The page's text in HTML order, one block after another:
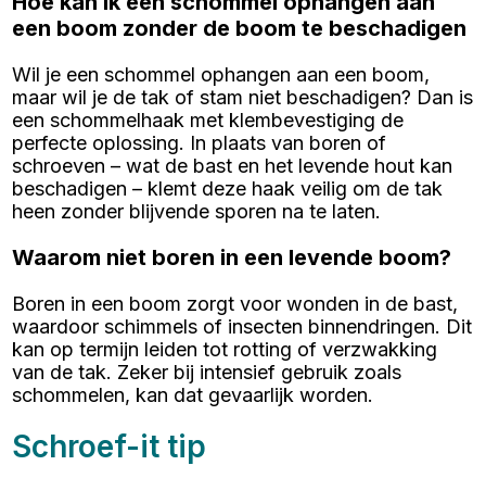
een boom zonder de boom te beschadigen
Wil je een schommel ophangen aan een boom,
maar wil je de tak of stam niet beschadigen? Dan is
een schommelhaak met klembevestiging de
perfecte oplossing. In plaats van boren of
schroeven – wat de bast en het levende hout kan
beschadigen – klemt deze haak veilig om de tak
heen zonder blijvende sporen na te laten.
Waarom niet boren in een levende boom?
Boren in een boom zorgt voor wonden in de bast,
waardoor schimmels of insecten binnendringen. Dit
kan op termijn leiden tot rotting of verzwakking
van de tak. Zeker bij intensief gebruik zoals
schommelen, kan dat gevaarlijk worden.
Schroef-it tip